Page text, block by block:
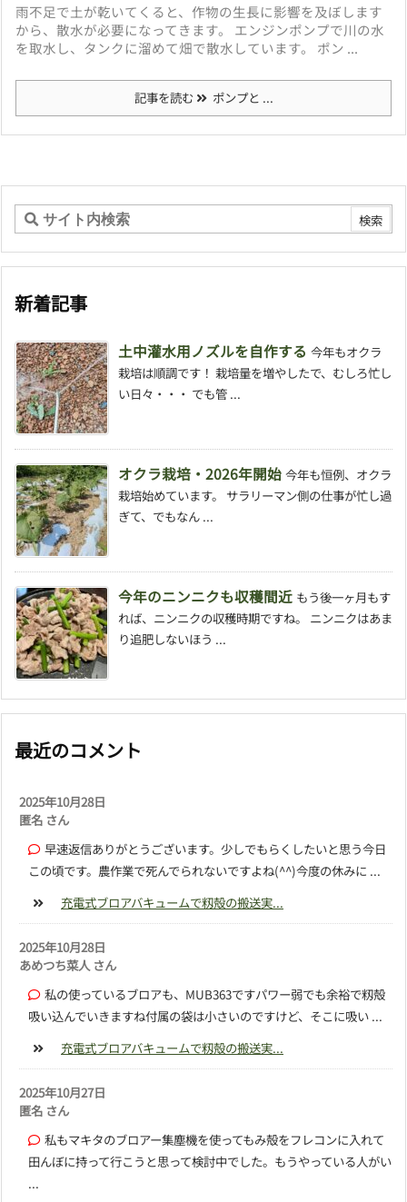
雨不足で土が乾いてくると、作物の生長に影響を及ぼします
から、散水が必要になってきます。 エンジンポンプで川の水
を取水し、タンクに溜めて畑で散水しています。 ポン ...
記事を読む ポンプと ...
新着記事
土中灌水用ノズルを自作する 今年もオクラ
栽培は順調です！ 栽培量を増やしたで、むしろ忙し
い日々・・・ でも管 ...
オクラ栽培・2026年開始 今年も恒例、オクラ
栽培始めています。 サラリーマン側の仕事が忙し過
ぎて、でもなん ...
今年のニンニクも収穫間近 もう後一ヶ月もす
れば、ニンニクの収穫時期ですね。 ニンニクはあま
り追肥しないほう ...
最近のコメント
2025年10月28日
匿名 さん
早速返信ありがとうございます。少しでもらくしたいと思う今日
この頃です。農作業で死んでられないですよね(^^)今度の休みに ...
充電式ブロアバキュームで籾殻の搬送実...
2025年10月28日
あめつち菜人 さん
私の使っているブロアも、MUB363ですパワー弱でも余裕で籾殻
吸い込んでいきますね付属の袋は小さいのですけど、そこに吸い ...
充電式ブロアバキュームで籾殻の搬送実...
2025年10月27日
匿名 さん
私もマキタのブロアー集塵機を使ってもみ殻をフレコンに入れて
田んぼに持って行こうと思って検討中でした。もうやっている人がい
...